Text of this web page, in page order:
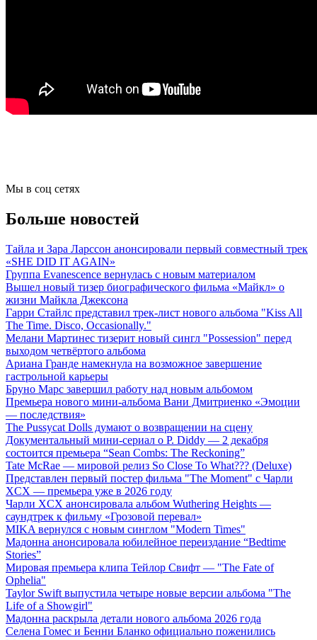
Мы в соц сетях
Больше новостей
Тайла и Зара Ларссон анонсировали первый совместный трек
«SHE DID IT AGAIN»
Группа Evanescence вернулась с новым материалом
Вышел новый тизер биографического фильма «Майкл» о
жизни Майкла Джексона
Гарри Стайлс представил трек-лист нового альбома "Kiss All
The Time. Disco, Occasionally."
Мелани Мартинес тизерит новый сингл "Possession" перед
выходом четвёртого альбома
Ариана Гранде намекнула на возможное завершение
гастрольной карьеры
Бруно Марс завершил работу над новым альбомом
Премьера нового мини-альбома Вани Дмитриенко «Эмоции
— последствия»
The Pussycat Dolls думают о возвращении на сцену
Документальный мини-сериал о P. Diddy — 2 декабря
состоится премьера “Sean Combs: The Reckoning”
Tate McRae — мировой релиз So Close To What??? (Deluxe)
Представлен первый постер фильма "The Moment" с Чарли
XCX — премьера уже в 2026 году
Чарли XCX анонсировала альбом Wuthering Heights —
саундтрек к фильму «Грозовой перевал»
MIKA вернулся с новым синглом "Modern Times"
Мадонна анонсировала юбилейное переиздание “Bedtime
Stories”
Мировая премьера клипа Тейлор Свифт — "The Fate of
Ophelia"
Taylor Swift выпустила четыре новые версии альбома "The
Life of a Showgirl"
Мадонна раскрыла детали нового альбома 2026 года
Селена Гомес и Бенни Бланко официально поженились